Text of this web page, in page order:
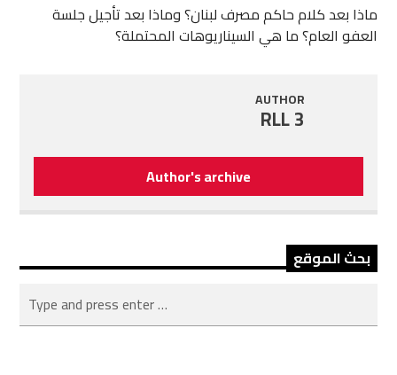
ماذا بعد كلام حاكم مصرف لبنان؟ وماذا بعد تأجيل جلسة
العفو العام؟ ما هي السيناريوهات المحتملة؟
AUTHOR
RLL 3
Author's archive
بحث الموقع